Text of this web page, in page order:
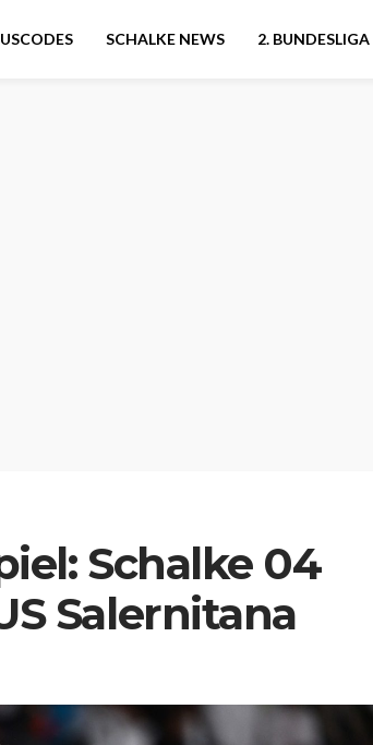
SCHALKE NEWS 2. BUNDESLIGA
Schalke 04
Salernitana